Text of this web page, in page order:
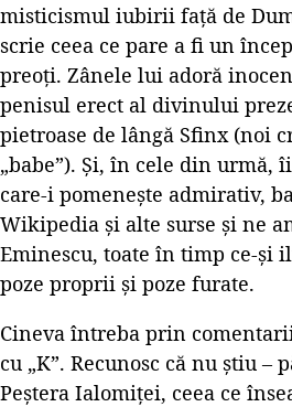
misticismul iubirii față de
scrie ceea ce pare a fi un
preoți. Zânele lui adoră
penisul erect al divinului
pietroase de lângă Sfinx (noi
„babe”). Și, în cele din urmă,
care-i pomenește admirativ,
Wikipedia și alte surse și ne
Eminescu, toate în timp ce-și
poze proprii și poze furate.
Cineva întreba prin
cu „K”. Recunosc că nu știu –
Peștera Ialomiței, ceea ce